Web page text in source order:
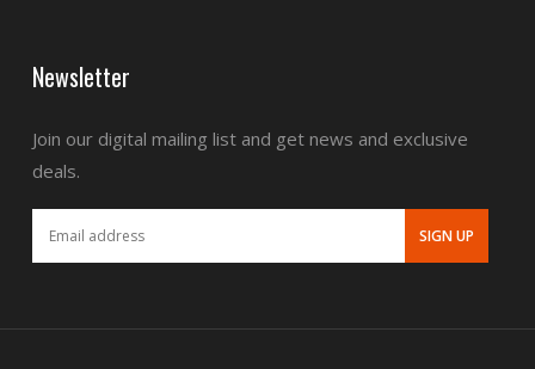
Newsletter
Join our digital mailing list and get news and exclusive
deals.